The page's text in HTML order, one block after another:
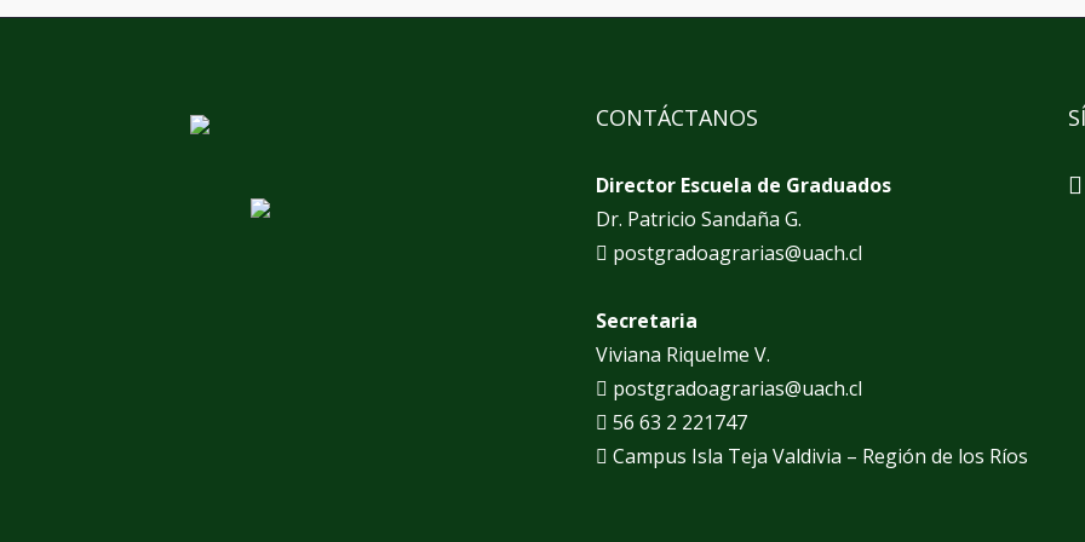
CONTÁCTANOS
Director Escuela de Graduados
Dr. Patricio Sandaña G.
postgradoagrarias@uach.cl
Secretaria
Viviana Riquelme V.
postgradoagrarias@uach.cl
56 63 2 221747
Campus Isla Teja Valdivia – Región de los Ríos